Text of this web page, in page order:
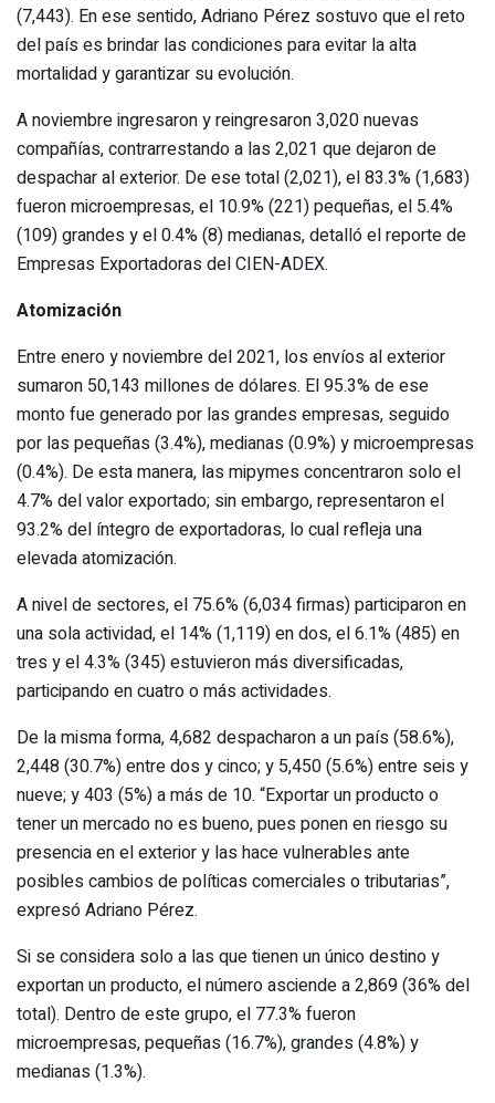
(7,443). En ese sentido, Adriano Pérez sostuvo que el reto
del país es brindar las condiciones para evitar la alta
mortalidad y garantizar su evolución.
A noviembre ingresaron y reingresaron 3,020 nuevas
compañías, contrarrestando a las 2,021 que dejaron de
despachar al exterior. De ese total (2,021), el 83.3% (1,683)
fueron microempresas, el 10.9% (221) pequeñas, el 5.4%
(109) grandes y el 0.4% (8) medianas, detalló el reporte de
Empresas Exportadoras del CIEN-ADEX.
Atomización
Entre enero y noviembre del 2021, los envíos al exterior
sumaron 50,143 millones de dólares. El 95.3% de ese
monto fue generado por las grandes empresas, seguido
por las pequeñas (3.4%), medianas (0.9%) y microempresas
(0.4%). De esta manera, las mipymes concentraron solo el
4.7% del valor exportado; sin embargo, representaron el
93.2% del íntegro de exportadoras, lo cual refleja una
elevada atomización.
A nivel de sectores, el 75.6% (6,034 firmas) participaron en
una sola actividad, el 14% (1,119) en dos, el 6.1% (485) en
tres y el 4.3% (345) estuvieron más diversificadas,
participando en cuatro o más actividades.
De la misma forma, 4,682 despacharon a un país (58.6%),
2,448 (30.7%) entre dos y cinco; y 5,450 (5.6%) entre seis y
nueve; y 403 (5%) a más de 10. “Exportar un producto o
tener un mercado no es bueno, pues ponen en riesgo su
presencia en el exterior y las hace vulnerables ante
posibles cambios de políticas comerciales o tributarias”,
expresó Adriano Pérez.
Si se considera solo a las que tienen un único destino y
exportan un producto, el número asciende a 2,869 (36% del
total). Dentro de este grupo, el 77.3% fueron
microempresas, pequeñas (16.7%), grandes (4.8%) y
medianas (1.3%).